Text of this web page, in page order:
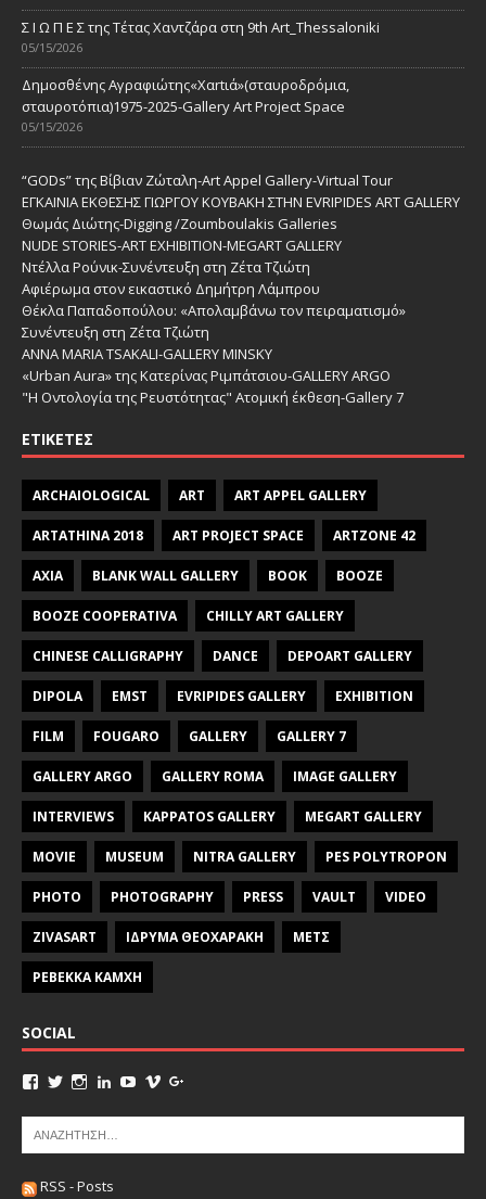
Σ Ι Ω Π Ε Σ της Τέτας Χαντζάρα στη 9th Art_Thessaloniki
05/15/2026
Δημοσθένης Αγραφιώτης«Xαrtιά»(σταυροδρόμια,
σταυροτόπια)1975-2025-Gallery Art Project Space
05/15/2026
“GODs” της Βίβιαν Ζώταλη-Art Appel Gallery-Virtual Tour
ΕΓΚΑΙΝΙΑ ΕΚΘΕΣΗΣ ΓΙΩΡΓΟΥ ΚΟΥΒΑΚΗ ΣΤΗΝ EVRIPIDES ART GALLERY
Θωμάς Διώτης-Digging /Zoumboulakis Galleries
NUDE STORIES-ΑRT EXHIBITION-MEGART GALLERY
Ντέλλα Ρούνικ-Συνέντευξη στη Ζέτα Τζιώτη
Αφιέρωμα στον εικαστικό Δημήτρη Λάμπρου
Θέκλα Παπαδοπούλου: «Απολαμβάνω τον πειραματισμό»
Συνέντευξη στη Ζέτα Τζιώτη
ANNA MARIA TSAKALI-GALLERY MINSKY
«Urban Aura» της Κατερίνας Ριμπάτσιου-GALLERY ARGO
"Η Οντολογία της Ρευστότητας" Ατομική έκθεση-Gallery 7
ΕΤΙΚΈΤΕΣ
ARCHAIOLOGICAL ART ART APPEL GALLERY
ARTATHINA 2018 ART PROJECT SPACE ARTZONE 42
AXIA BLANK WALL GALLERY BOOK BOOZE
BOOZE COOPERATIVA CHILLY ART GALLERY
CHINESE CALLIGRAPHY DANCE DEPOART GALLERY
DIPOLA EMST EVRIPIDES GALLERY EXHIBITION
FILM FOUGARO GALLERY GALLERY 7
GALLERY ARGO GALLERY ROMA IMAGE GALLERY
INTERVIEWS KAPPATOS GALLERY MEGART GALLERY
MOVIE MUSEUM NITRA GALLERY PES POLYTROPON
PHOTO PHOTOGRAPHY PRESS VAULT VIDEO
ZIVASART ΙΔΡΥΜΑ ΘΕΟΧΑΡΑΚΗ ΜΕΤΣ
ΡΕΒΕΚΚΑ ΚΑΜΧΗ
SOCIAL
RSS - Posts